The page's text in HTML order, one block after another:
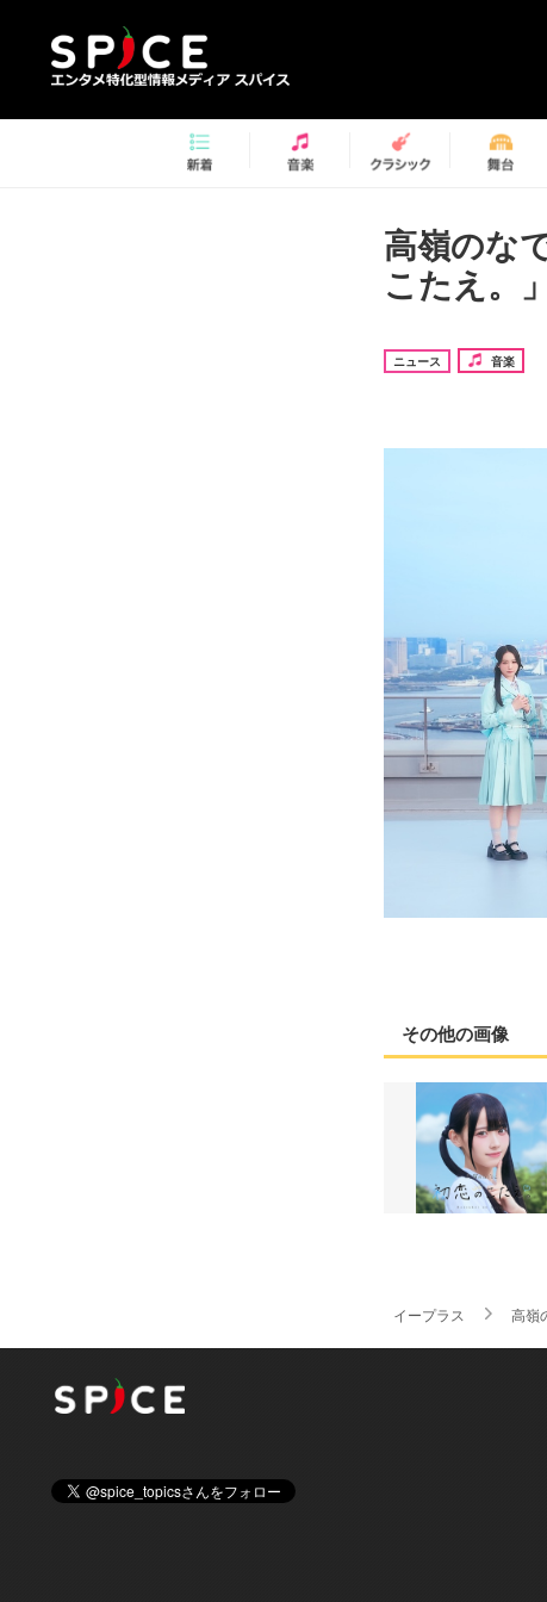
高嶺のな
こたえ。
ニュース 音楽
その他の画像
イープラス 高嶺